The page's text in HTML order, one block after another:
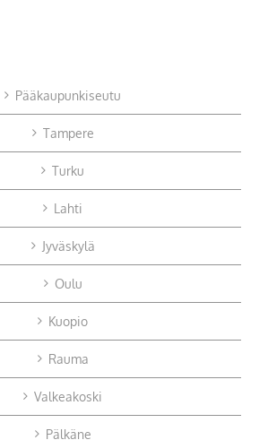
Pääkaupunkiseutu
Tampere
Turku
Lahti
Jyväskylä
Oulu
Kuopio
Rauma
Valkeakoski
Pälkäne